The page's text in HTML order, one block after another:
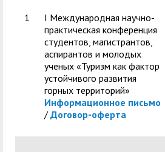
Международная
деятельность
Закупки
Центр тестирования
иностранных граждан
по русскому языку
1
I Международная научно-
практическая конференция
студентов, магистрантов,
аспирантов и молодых
ученых «Туризм как фактор
устойчивого развития
горных территорий»
Информационное письмо
/ Договор-оферта